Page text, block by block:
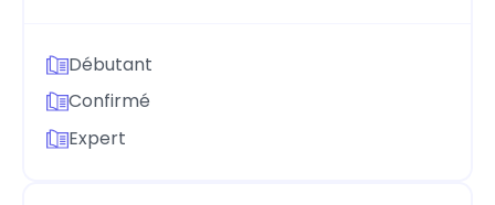
Débutant
Confirmé
Expert